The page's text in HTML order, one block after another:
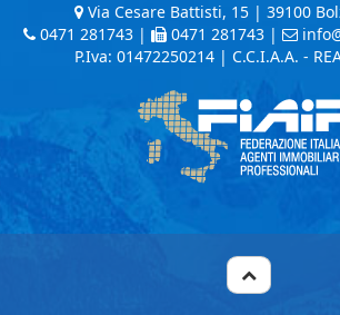
Via Cesare Battisti, 15 | 39100
0471 281743 | 0471 281743 |
P.Iva: 01472250214 | C.C.I.A.A. -